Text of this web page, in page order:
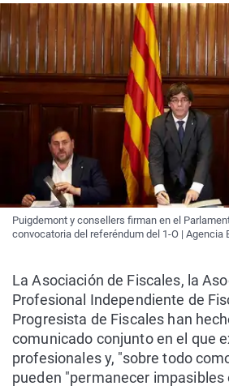
Puigdemont y consellers firman en el
convocatoria del referéndum del 1-O | Agencia
La Asociación de Fiscales, la
Profesional Independiente de
Progresista de Fiscales han
comunicado conjunto en el que
profesionales y, "sobre todo
pueden "permanecer impasibles